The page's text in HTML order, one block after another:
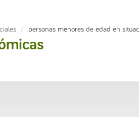
personas menores de edad en